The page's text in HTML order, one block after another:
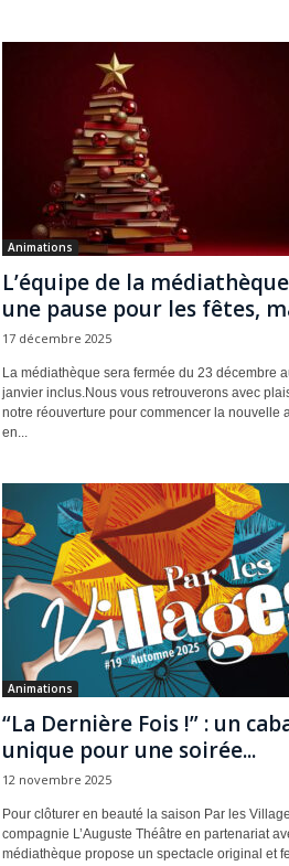
Animations
L’équipe de la
une pause pour les fêtes,
17 décembre 2025
La médiathèque sera fermée du 23 décembre
janvier inclus.Nous vous retrouverons avec
notre réouverture pour commencer la nouvelle
en...
Animations
“La Dernière Fois !” : un
unique pour une soirée...
12 novembre 2025
Pour clôturer en beauté la saison Par les
compagnie L’Auguste Théâtre en partenariat
médiathèque propose un spectacle original et